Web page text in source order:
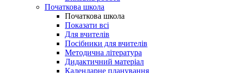
Початкова школа
Початкова школа
Показати всі
Для вчителів
Посібники для вчителів
Методична література
Дидактичний матеріал
Календарне планування